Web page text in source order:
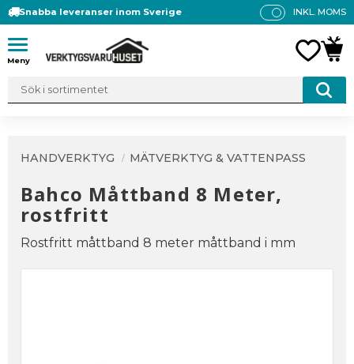
Meny
Snabba leveranser inom Sverige
P
A
INKL. MOMS
HANDVERKTYG MÄTVERKTYG & VATTENPASS
Bahco Måttband 8 Meter,
rostfritt
Rostfritt måttband 8 meter måttband i mm